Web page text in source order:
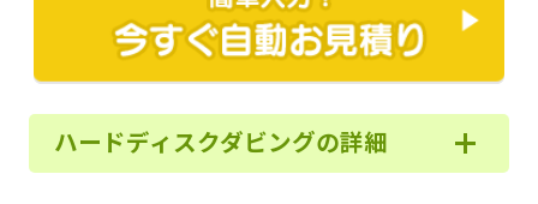
ハードディスクダビングの詳細